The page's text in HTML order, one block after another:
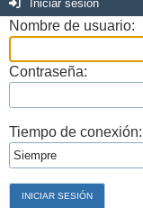
Iniciar sesión
Nombre de usuario:
Contraseña:
Tiempo de conexión: